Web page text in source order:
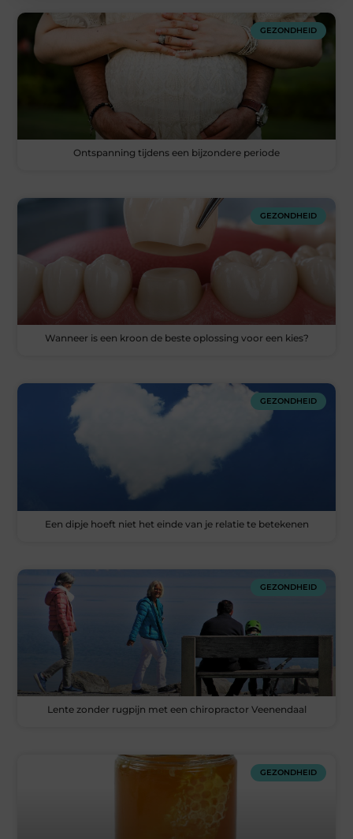
GEZONDHEID
Ontspanning tijdens een bijzondere periode
GEZONDHEID
Wanneer is een kroon de beste oplossing voor een kies?
GEZONDHEID
Een dipje hoeft niet het einde van je relatie te betekenen
GEZONDHEID
Lente zonder rugpijn met een chiropractor Veenendaal
GEZONDHEID